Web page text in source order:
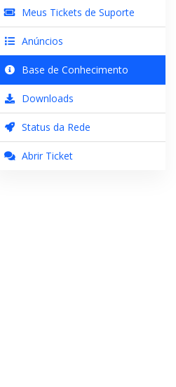
Meus Tickets de Suporte
Anúncios
Base de Conhecimento
Downloads
Status da Rede
Abrir Ticket